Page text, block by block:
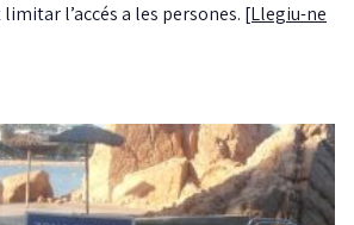
l’accés a les persones. [Llegiu-ne